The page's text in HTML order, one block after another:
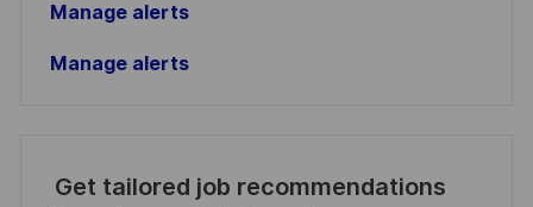
Manage alerts
Manage alerts
Get tailored job recommendations